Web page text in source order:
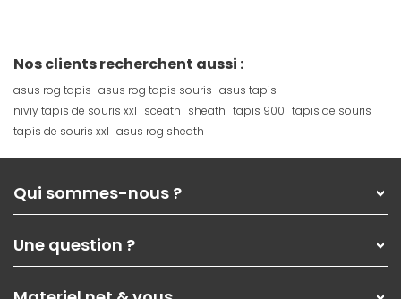
Nos clients recherchent aussi :
asus rog tapis asus rog tapis souris asus tapis
niviy tapis de souris xxl sceath sheath tapis 900 tapis de souris
tapis de souris xxl asus rog sheath
Qui sommes-nous ?
Nos services
Les magasins Materiel.net
Nos solutions pour les pros
Une question ?